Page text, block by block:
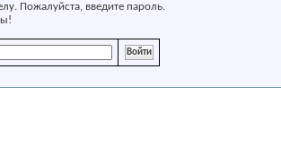
Пожалуйста, введите пароль.